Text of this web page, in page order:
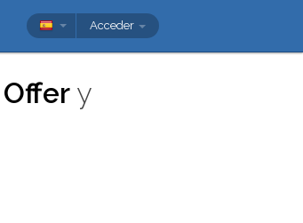
Acceder
y